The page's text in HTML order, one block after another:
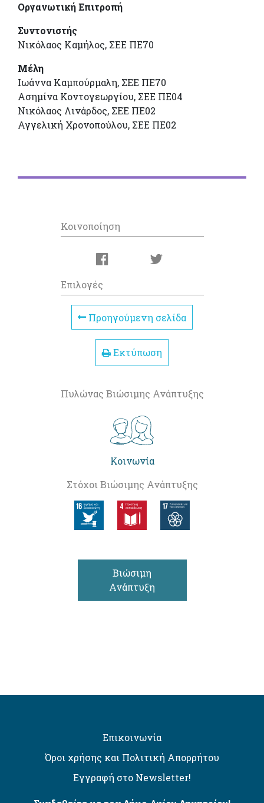
Οργανωτική Επιτροπή
Συντονιστής
Νικόλαος Καμήλος, ΣΕΕ ΠΕ70
Μέλη
Ιωάννα Καμπούρμαλη, ΣΕΕ ΠΕ70
Ασημίνα Κοντογεωργίου, ΣΕΕ ΠΕ04
Νικόλαος Λινάρδος, ΣΕΕ ΠΕ02
Αγγελική Χρονοπούλου, ΣΕΕ ΠΕ02
Κοινοποίηση
Επιλογές
Προηγούμενη σελίδα
Εκτύπωση
Πυλώνας Βιώσιμης Ανάπτυξης
Κοινωνία
Στόχοι Βιώσιμης Ανάπτυξης
Βιώσιμη
Ανάπτυξη
Επικοινωνία
Όροι χρήσης και Πολιτική Απορρήτου
Εγγραφή στο Newsletter!